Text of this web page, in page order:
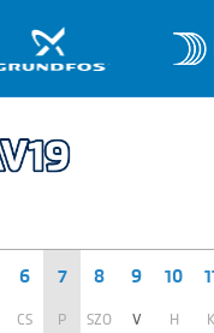
6
CS
7
P
8
SZO
9
V
10
H K